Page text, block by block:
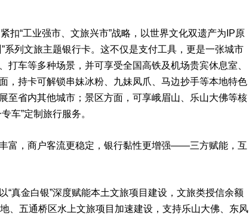
扣“工业强市、文旅兴市”战略，以世界文化双遗产为IP原
系列文旅主题银行卡。这不仅是支付工具，更是一张城市
车等多种场景，并可享受全国高铁及机场贵宾休息室、
，持卡可解锁串妹冰粉、九妹凤爪、马边抄手等本地特色
至省内其他城市；景区方面，可享峨眉山、乐山大佛等核
车”定制旅行服务。
富，商户客流更稳定，银行黏性更增强——三方赋能，互
真金白银”深度赋能本土文旅项目建设，文旅类授信余额
、五通桥区水上文旅项目加速建设，支持乐山大佛、东风